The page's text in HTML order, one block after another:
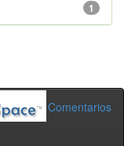
1
Comentarios